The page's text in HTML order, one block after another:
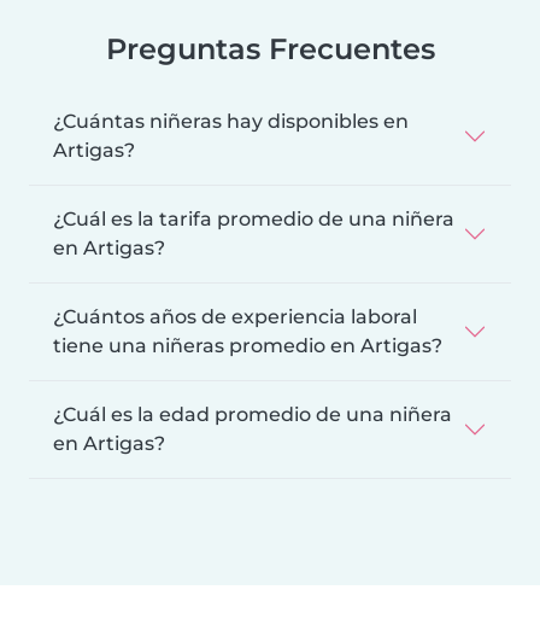
Preguntas Frecuentes
¿Cuántas niñeras hay disponibles en
Artigas?
¿Cuál es la tarifa promedio de una niñera
en Artigas?
¿Cuántos años de experiencia laboral
tiene una niñeras promedio en Artigas?
¿Cuál es la edad promedio de una niñera
en Artigas?